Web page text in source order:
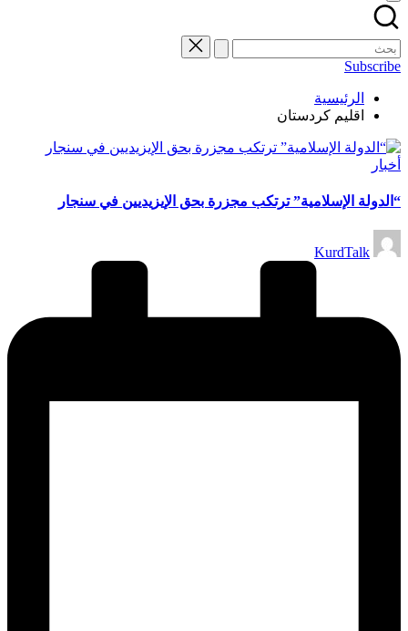
Subscribe
الرئيسية
اقليم كردستان
نُشر
أخبار
“الدولة الإسلامية” ترتكب مجزرة بحق الإيزيديين في سنجار
تمّ
النشرKurdTalk